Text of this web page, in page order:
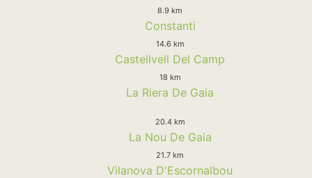
8.9 km
Constanti
14.6 km
Castellvell Del Camp
18 km
La Riera De Gaia
20.4 km
La Nou De Gaia
21.7 km
Vilanova D'Escornalbou